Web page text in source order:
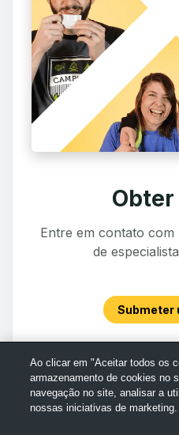
Entre em contato com
de
Submeter
Ao clicar em "Aceitar todos os
armazenamento de cookies no
navegação no site, analisar a
nossas iniciativas de marketing.